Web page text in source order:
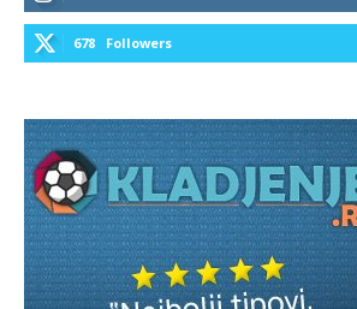
678 Followers